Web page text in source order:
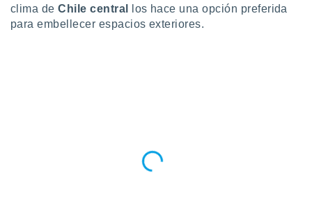
clima deChile central
los hace una opción preferida
para embellecer espacios exteriores.